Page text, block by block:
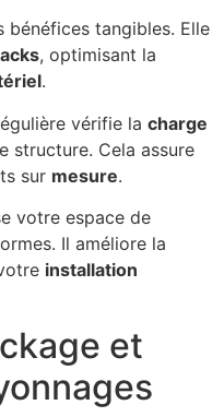
bénéfices tangibles. Elle
, optimisant la
.
vérifie la charge
structure. Cela assure
sur mesure.
votre espace de
Il améliore la
installation
et